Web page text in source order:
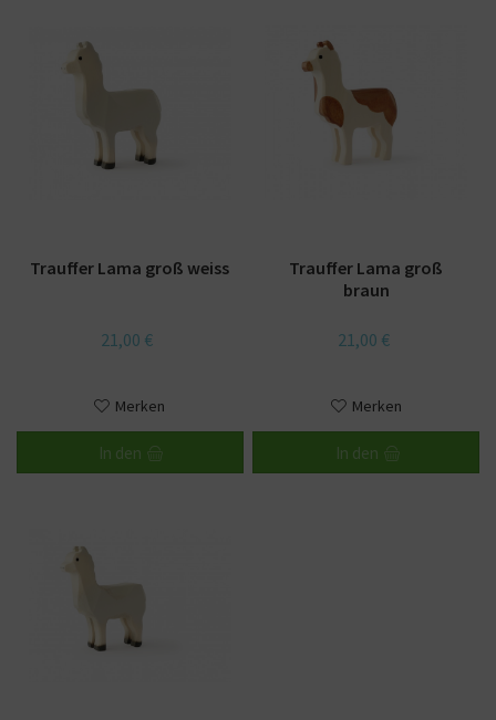
Trauffer Lama groß weiss
21,00 €
Merken
In den
Trauffer Lama groß
braun
21,00 €
Merken
In den